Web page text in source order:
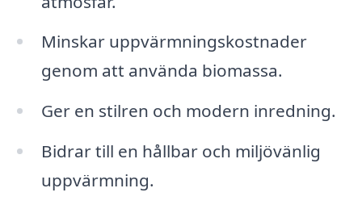
Minskar uppvärmningskostnader
genom att använda biomassa.
Ger en stilren och modern inredning.
Bidrar till en hållbar och miljövänlig
uppvärmning.